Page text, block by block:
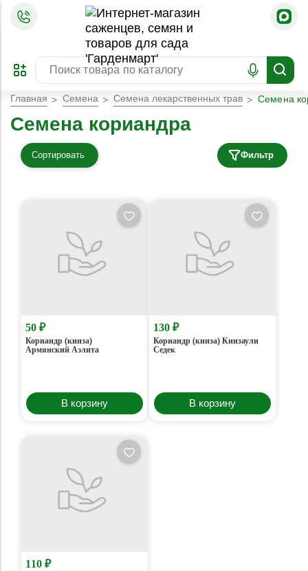
ПРЕДЗАКАЗ
ЗАБРОНИРОВАТЬ
ЛУЧШЕЕ
Главная Семена Семена лекарственных трав Семена
Семена кориандра
Сортировать Фильтр
50 ₽
Кориандр (кинза)
Армянский Аэлита
В корзину
130 ₽
Кориандр (кинза) Кинзаули
Седек
В корзину
110 ₽